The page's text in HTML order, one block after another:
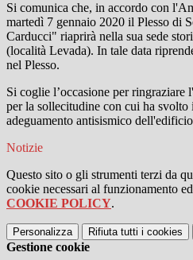
Si comunica che, in accordo con
martedì 7 gennaio 2020 il Plesso di
Carducci" riaprirà nella sua sede
(località Levada). In tale data
nel Plesso.
Si coglie l’occasione per
per la sollecitudine con cui ha svolto
adeguamento antisismico
Notizie
Questo sito o gli strumenti terzi da
cookie necessari al funzionamento
COOKIE POLICY.
Personalizza Rifiuta tutti i cookies
Gestione cookie